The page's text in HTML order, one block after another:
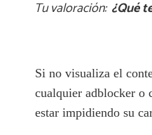
Tu valoración: ¿Qué
Si no visualiza el
cualquier adblocker o
estar impidiendo su